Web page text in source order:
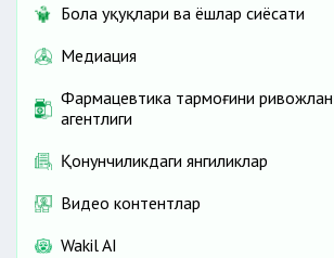
Бола ҳуқуқлари ва ёшлар сиёсати
Медиация
Фармацевтика тармоғини
агентлиги
Қонунчиликдаги янгиликлар
Видео контентлар
Wakil AI